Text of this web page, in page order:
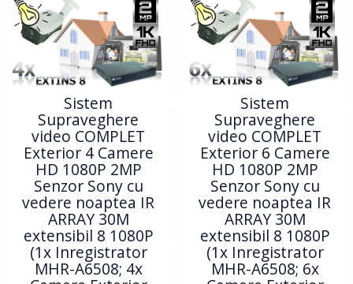
Sistem
Supraveghere
video COMPLET
Exterior 4 Camere
HD 1080P 2MP
Senzor Sony cu
vedere noaptea IR
ARRAY 30M
extensibil 8 1080P
(1x Inregistrator
MHR-A6508; 4x
Sistem
Supraveghere
video COMPLET
Exterior 6 Camere
HD 1080P 2MP
Senzor Sony cu
vedere noaptea IR
ARRAY 30M
extensibil 8 1080P
(1x Inregistrator
MHR-A6508; 6x